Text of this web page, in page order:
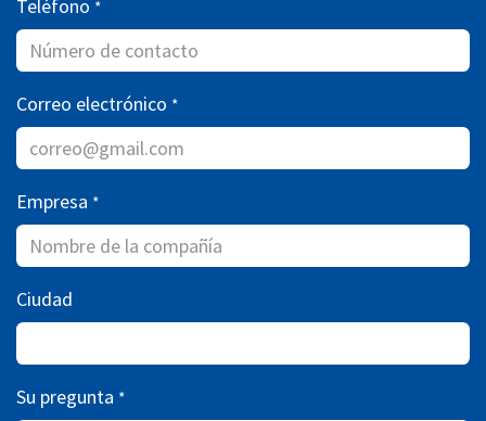
Teléfono *
Correo electrónico *
Empresa *
Ciudad
Su pregunta *